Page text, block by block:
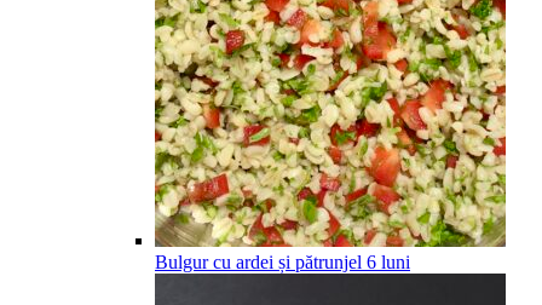
Bulgur cu ardei și pătrunjel 6 luni